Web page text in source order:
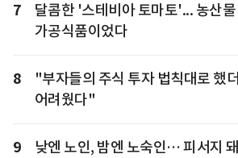
7
달콤한 '스테비아 토마토'... 농산물
가공식품이었다
8
"부자들의 주식 투자 법칙대로 했
어려웠다"
9 낮엔 노인, 밤엔 노숙인… 피서지